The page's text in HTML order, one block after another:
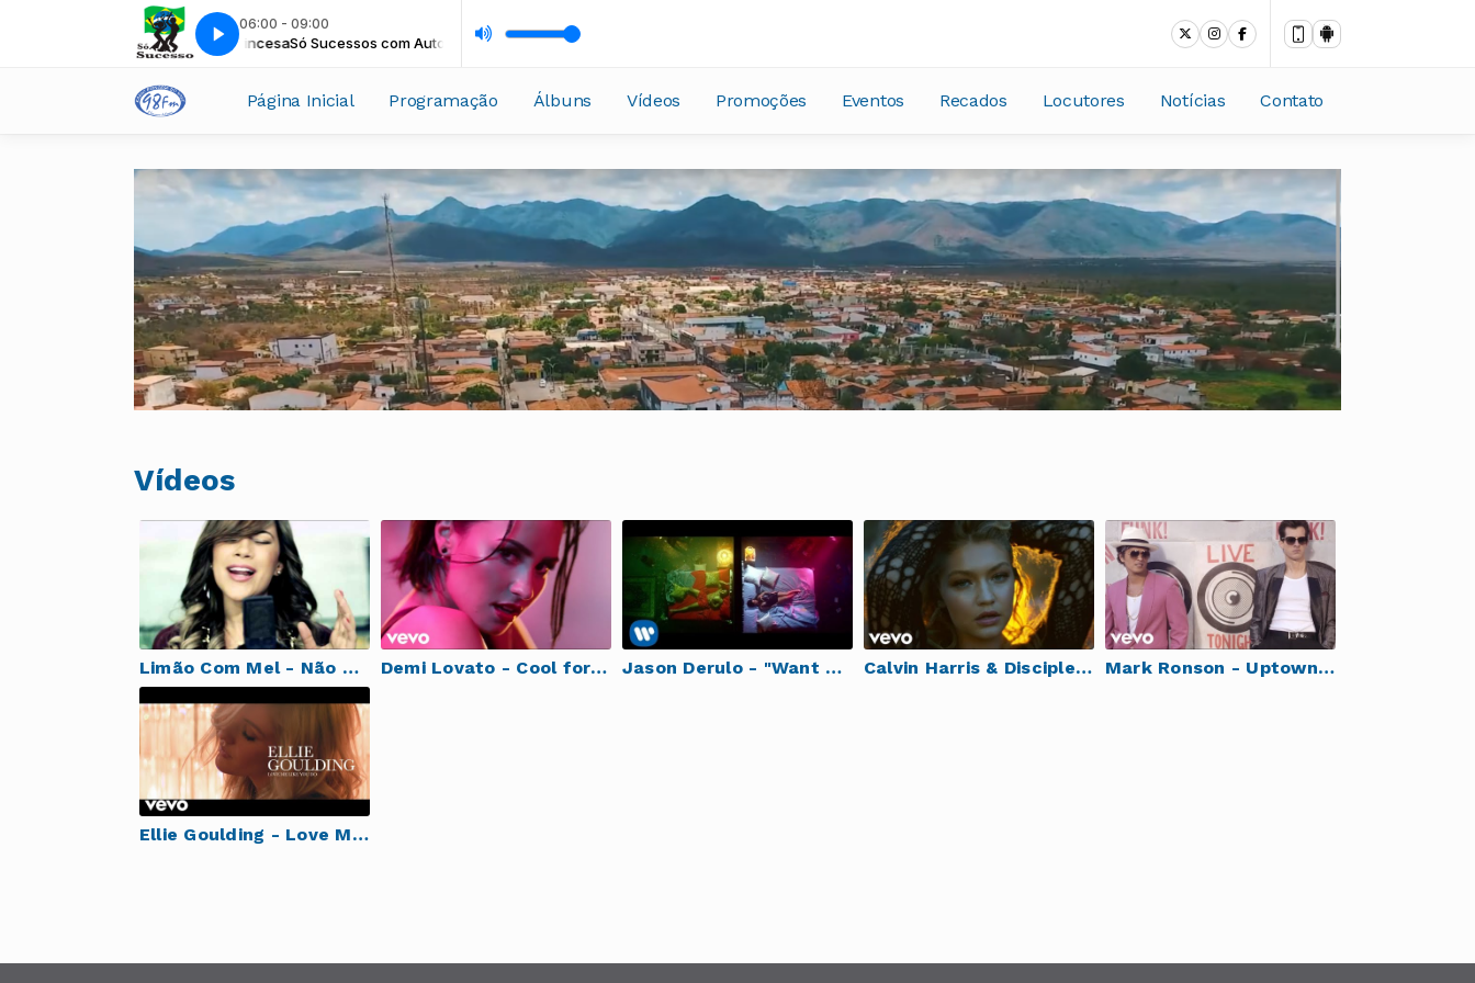
06:00 - 09:00
Só Sucessos com Auto Dj da PrincesaSó Sucessos com Auto Dj da Princesa
Página Inicial Programação Álbuns Vídeos Promoções Eventos Recados Locutores Notícias Contato
Vídeos
Limão Com Mel - Não Existe Nada Entre Nós Demi Lovato - Cool for the Summer (Official Video) Jason Derulo - "Want To Want Me" (Official Video) Calvin Harris & Disciples - How Deep Is Your Love Mark Ronson - Uptown Funk ft. Bruno Mars
Ellie Goulding - Love Me Like You Do (Official Video)